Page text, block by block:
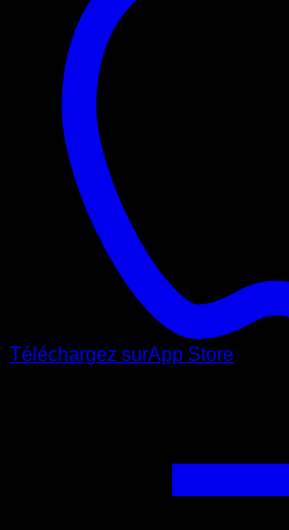
Téléchargez surApp Store